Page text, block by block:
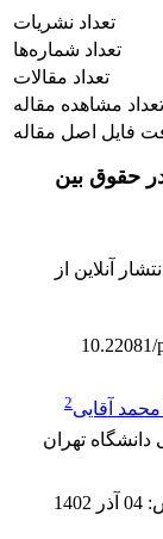
تعداد نشریات
تعداد شماره‌ها
تعداد مقالات
تعداد مشاهده مقاله
فایل اصل مقاله
حقوق بین
آنلاین از
10.22081/
محمد آقایی2
تهران
: 04 آذر 1402